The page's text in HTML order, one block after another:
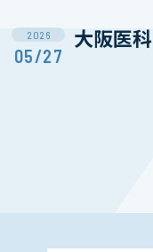
2026
05/27
大阪医